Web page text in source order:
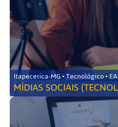
Itapecerica-MG •
MÍDIAS SOCIAIS